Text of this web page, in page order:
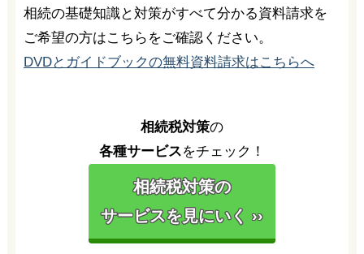
相続の基礎知識と対策がすべて分かる資料請求を
ご希望の方はこちらをご確認ください。
DVDとガイドブックの無料資料請求はこちらへ
相続税対策の
各種サービスをチェック！
相続税対策の
サービスを見にいく ››